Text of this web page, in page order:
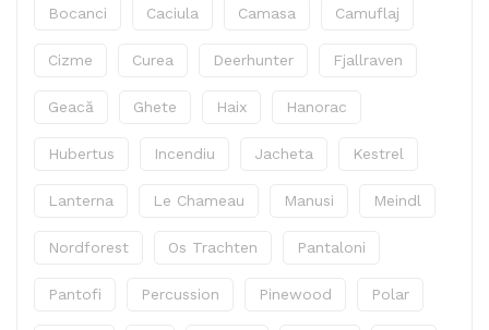
Bocanci Caciula Camasa Camuflaj
Cizme Curea Deerhunter Fjallraven
Geacă Ghete Haix Hanorac
Hubertus Incendiu Jacheta Kestrel
Lanterna Le Chameau Manusi Meindl
Nordforest Os Trachten Pantaloni
Pantofi Percussion Pinewood Polar